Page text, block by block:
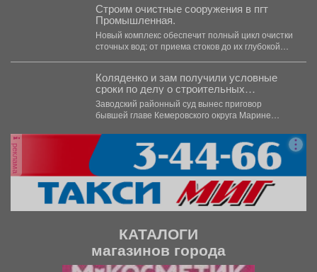
Строим очистные сооружения в пгт
Промышленная.
Новый комплекс обеспечит полный цикл очистки
сточных вод: от приема стоков до их глубокой
Коляденко и зам получили условные
сроки по делу о строительных
махинациях
Заводский районный суд вынес приговор
бывшей главе Кемеровского округа Марине
реклама
КАТАЛОГИ
магазинов города